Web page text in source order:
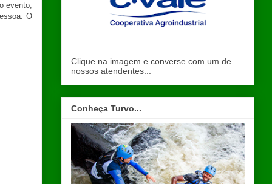
evento,
O
Clique na imagem e converse com um de
nossos atendentes...
Conheça Turvo...